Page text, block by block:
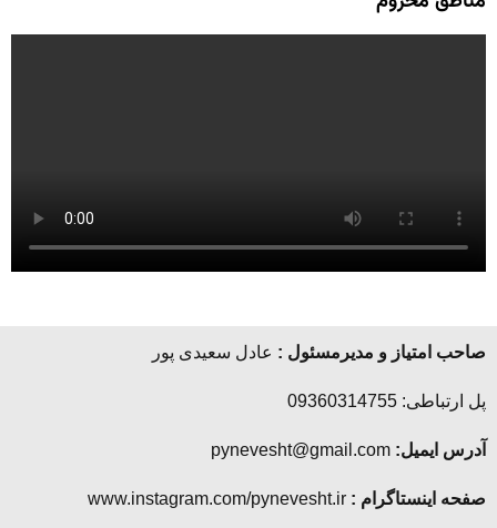
صاحب امتیاز و مدیرمسئول : عادل سعیدی پور
پل ارتباطی: 09360314755
آدرس ایمیل:
صفحه اینستاگرام :